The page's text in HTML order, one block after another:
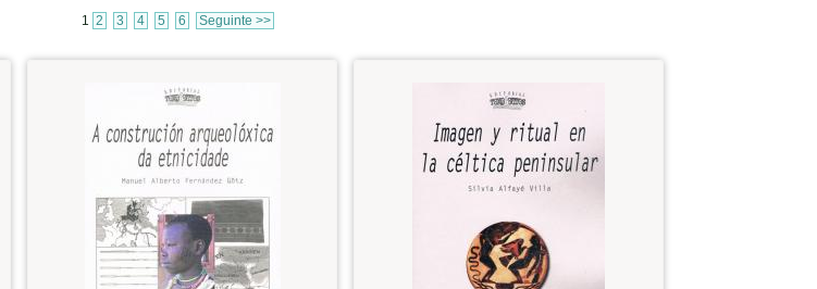
1 2 3 4 5 6 Seguinte >>